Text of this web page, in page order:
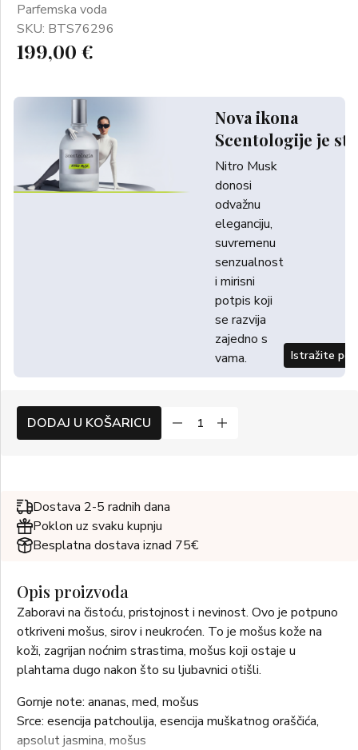
Parfemska voda
SKU: BTS76296
199,00 €
Nova ikona
Scentologije je
Nitro Musk
donosi
odvažnu
eleganciju,
suvremenu
senzualnost
i mirisni
potpis koji
se razvija
zajedno s
vama.
Istražite
DODAJ U KOŠARICU
Dostava 2-5 radnih dana
Poklon uz svaku kupnju
Besplatna dostava iznad 75€
Opis proizvoda
Zaboravi na čistoću, pristojnost i nevinost. Ovo je potpuno
otkriveni mošus, sirov i neukroćen. To je mošus kože na
koži, zagrijan noćnim strastima, mošus koji ostaje u
plahtama dugo nakon što su ljubavnici otišli.
Gornje note: ananas, med, mošus
Srce: esencija patchoulija, esencija muškatnog oraščića,
apsolut jasmina, mošus